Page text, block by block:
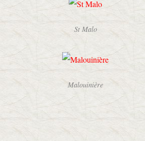
St Malo
Malouinière